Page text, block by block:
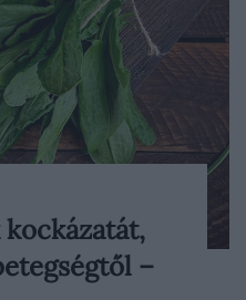
legnépszerűbb
fogyasztása –